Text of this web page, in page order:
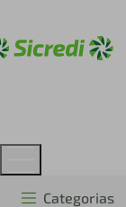
Categorias